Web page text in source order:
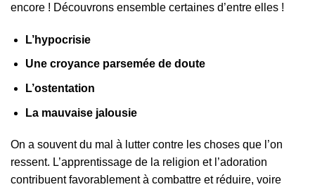
encore ! Découvrons ensemble certaines d’entre elles !
L’hypocrisie
Une croyance parsemée de doute
L’ostentation
La mauvaise jalousie
On a souvent du mal à lutter contre les choses que l’on
ressent. L’apprentissage de la religion et l’adoration
contribuent favorablement à combattre et réduire, voire